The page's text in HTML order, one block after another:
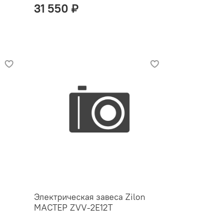
31 550 ₽
Электрическая завеса Zilon
МАСТЕР ZVV-2E12T